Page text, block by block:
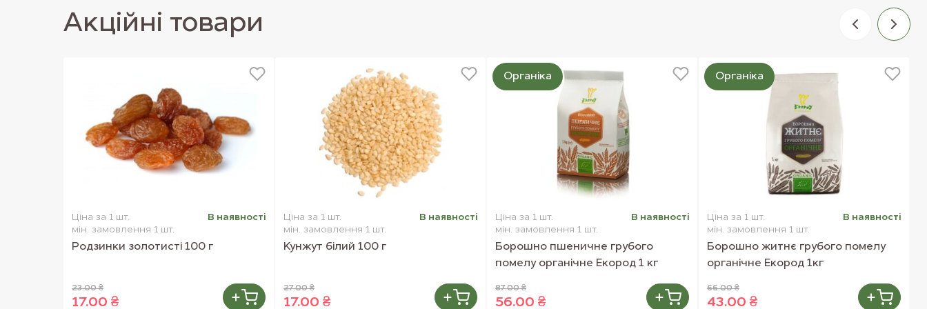
Акцiйнi товари
Ціна за 1 шт.
мін. замовлення 1 шт.
В наявностi
Родзинки золотисті 100 г
23.00 ₴
17.00 ₴
Ціна за 1 шт.
мін. замовлення 1 шт.
В наявностi
Кунжут білий 100 г
27.00 ₴
17.00 ₴
Ціна за 1 шт.
мін. замовлення 1 шт.
В наявностi
Борошно пшеничне грубого
помелу органічне Екород 1 кг
87.00 ₴
56.00 ₴
Органіка
Ціна за 1 шт.
мін. замовлення 1 шт.
В наявностi
Борошно житнє грубого помелу
органічне Екород 1кг
66.00 ₴
43.00 ₴
Органіка